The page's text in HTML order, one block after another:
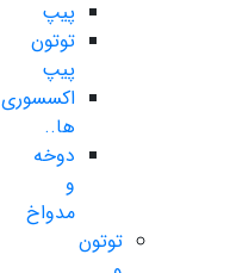
پیپ
توتون
پیپ
اکسسوری
ها..
دوخه
و
مدواخ
توتون